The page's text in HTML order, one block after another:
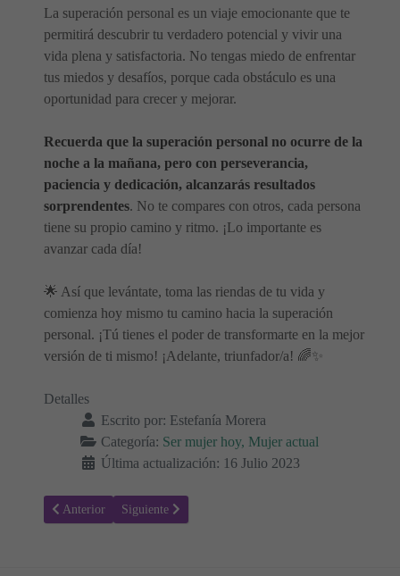
La superación personal es un viaje emocionante que te
permitirá descubrir tu verdadero potencial y vivir una
vida plena y satisfactoria. No tengas miedo de enfrentar
tus miedos y desafíos, porque cada obstáculo es una
oportunidad para crecer y mejorar.
Recuerda que la superación personal no ocurre de la
noche a la mañana, pero con perseverancia,
paciencia y dedicación, alcanzarás resultados
sorprendentes. No te compares con otros, cada persona
tiene su propio camino y ritmo. ¡Lo importante es
avanzar cada día!
🌟 Así que levántate, toma las riendas de tu vida y
comienza hoy mismo tu camino hacia la superación
personal. ¡Tú tienes el poder de transformarte en la mejor
versión de ti mismo! ¡Adelante, triunfador/a! 🌈✨
Detalles
Escrito por: Estefanía Morera
Categoría: Ser mujer hoy, Mujer actual
Última actualización: 16 Julio 2023
Artículo anterior: Plan de autodesarrollo 💪 Superación personal
Anterior Artículo siguiente: Lidiando con un Jefe Difícil:
Siguiente